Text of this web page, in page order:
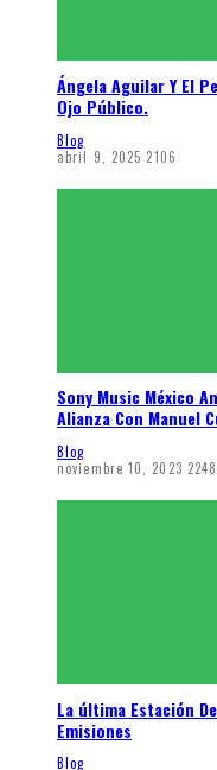
Ángela Aguilar Y El
Ojo Público.
Blog
abril 9, 2025 2106
Sony Music México
Alianza Con Manuel
Blog
noviembre 10, 2023 2248
La última Estación
Emisiones
Blog